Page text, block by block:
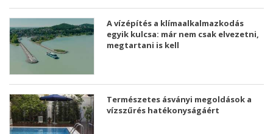
A vízépítés a klímaalkalmazkodás
egyik kulcsa: már nem csak elvezetni,
megtartani is kell
Természetes ásványi megoldások a
vízszűrés hatékonyságáért